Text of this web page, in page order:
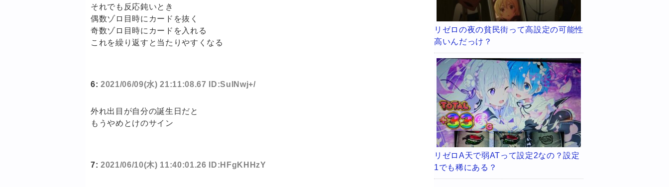
それでも反応鈍いとき
偶数ゾロ目時にカードを抜く
奇数ゾロ目時にカードを入れる
これを繰り返すと当たりやすくなる
6: 2021/06/09(水) 21:11:08.67 ID:SuINwj+/
外れ出目が自分の誕生日だと
もうやめとけのサイン
7: 2021/06/10(木) 11:40:01.26 ID:HFgKHHzY
リゼロの夜の貧民街って高設定の可能性
高いんだっけ？
リゼロA天で弱ATって設定2なの？設定
1でも稀にある？